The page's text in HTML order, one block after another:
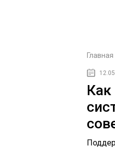
Главная